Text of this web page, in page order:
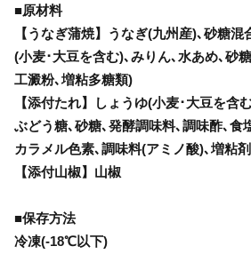
■原材料
【うなぎ蒲焼】うなぎ(九州産)､砂糖
(小麦･大豆を含む)､みりん､水あめ､砂
工澱粉､増粘多糖類)
【添付たれ】しょうゆ(小麦･大豆を含
ぶどう糖､砂糖､発酵調味料､調味酢､食
カラメル色素､調味料(アミノ酸)､増粘
【添付山椒】山椒
■保存方法
冷凍(-18℃以下)